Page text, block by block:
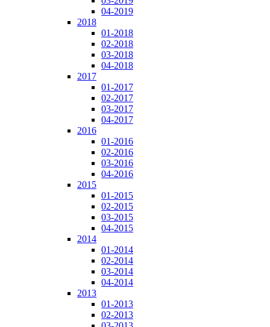
04-2019
2018
01-2018
02-2018
03-2018
04-2018
2017
01-2017
02-2017
03-2017
04-2017
2016
01-2016
02-2016
03-2016
04-2016
2015
01-2015
02-2015
03-2015
04-2015
2014
01-2014
02-2014
03-2014
04-2014
2013
01-2013
02-2013